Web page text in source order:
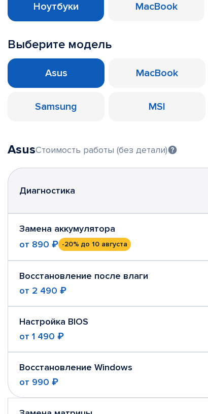
Ноутбуки MacBook
Выберите модель
Asus MacBook
Samsung MSI
AsusСтоимость работы (без детали)
Диагностика
Замена аккумулятора
от 890 ₽ -20% до 10 августа
Восстановление после влаги
от 2 490 ₽
Настройка BIOS
от 1 490 ₽
Восстановление Windows
от 990 ₽